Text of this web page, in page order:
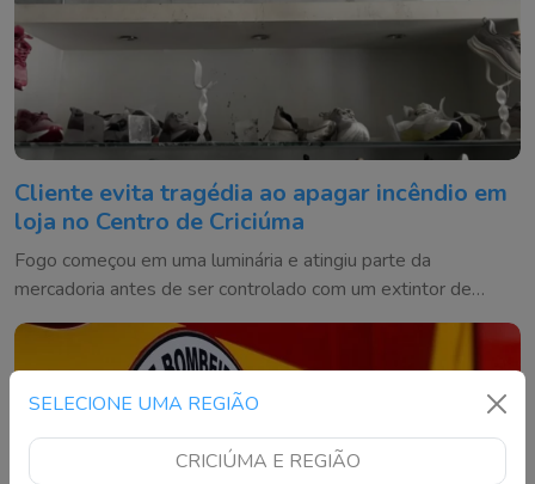
SELECIONE UMA REGIÃO
CRICIÚMA E REGIÃO
Cliente evita tragédia ao apagar incêndio em
loja no Centro de Criciúma
Fogo começou em uma luminária e atingiu parte da
mercadoria antes de ser controlado com um extintor de
incêndio